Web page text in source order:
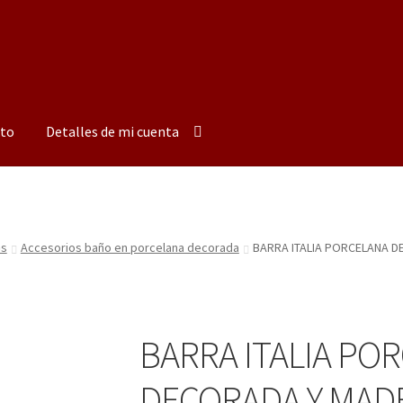
Detalles de mi cuenta
Accesorios baño en porcelana decorada BARRA ITALIA PORCELANA
BARRA ITALIA